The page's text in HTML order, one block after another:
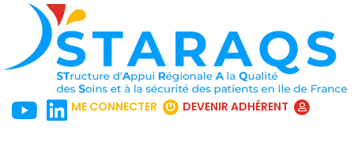
ME CONNECTER DEVENIR ADHÉRENT